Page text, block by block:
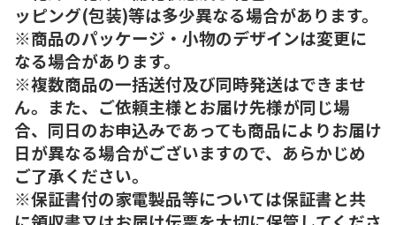
ッピング(包装)等は多少異なる場合があります。
※商品のパッケージ・小物のデザインは変更に
なる場合があります。
※複数商品の一括送付及び同時発送はできませ
ん。また、ご依頼主様とお届け先様が同じ場
合、同日のお申込みであっても商品によりお届け
日が異なる場合がございますので、あらかじめ
ご了承ください。
※保証書付の家電製品等については保証書と共